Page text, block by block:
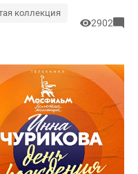
коллекция
2902